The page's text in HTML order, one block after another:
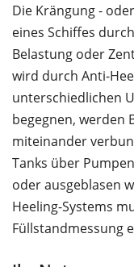
Die Krängung -
eines Schiffes
Belastung oder
wird durch Anti-
unterschiedlichen
begegnen, werden
miteinander
Tanks über
oder ausgeblasen
Heeling-Systems
Füllstandmessung